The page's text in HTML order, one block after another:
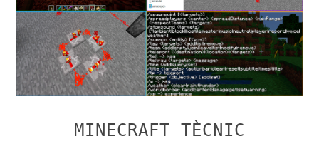
MINECRAFT TÈCNIC